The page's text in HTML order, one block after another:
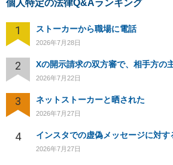
個人特定の法律Q&Aランキング
1 ストーカーから職場に電話
2026年7月28日
2
2026年7月22日
3 ネットストーカーと晒された
2026年7月27日
4 インスタでの虚偽メッセージに対す
2026年7月27日